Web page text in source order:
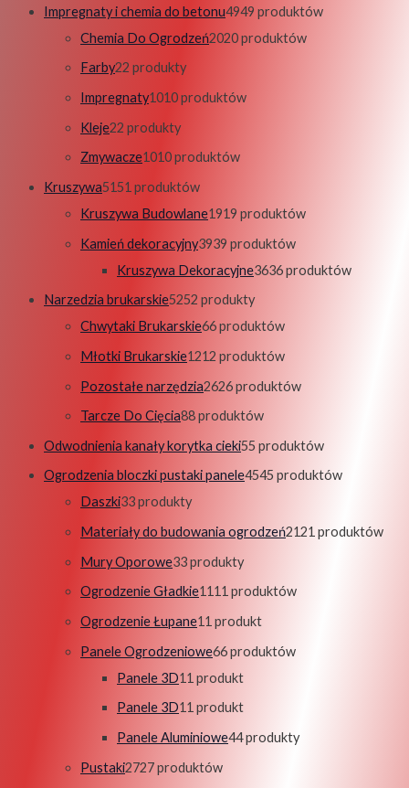
Impregnaty i chemia do betonu4949 produktów
Chemia Do Ogrodzeń2020 produktów
Farby22 produkty
Impregnaty1010 produktów
Kleje22 produkty
Zmywacze1010 produktów
Kruszywa5151 produktów
Kruszywa Budowlane1919 produktów
Kamień dekoracyjny3939 produktów
Kruszywa Dekoracyjne3636 produktów
Narzedzia brukarskie5252 produkty
Chwytaki Brukarskie66 produktów
Młotki Brukarskie1212 produktów
Pozostałe narzędzia2626 produktów
Tarcze Do Cięcia88 produktów
Odwodnienia kanały korytka cieki55 produktów
Ogrodzenia bloczki pustaki panele4545 produktów
Daszki33 produkty
Materiały do budowania ogrodzeń2121 produktów
Mury Oporowe33 produkty
Ogrodzenie Gładkie1111 produktów
Ogrodzenie Łupane11 produkt
Panele Ogrodzeniowe66 produktów
Panele 3D11 produkt
Panele 3D11 produkt
Panele Aluminiowe44 produkty
Pustaki2727 produktów